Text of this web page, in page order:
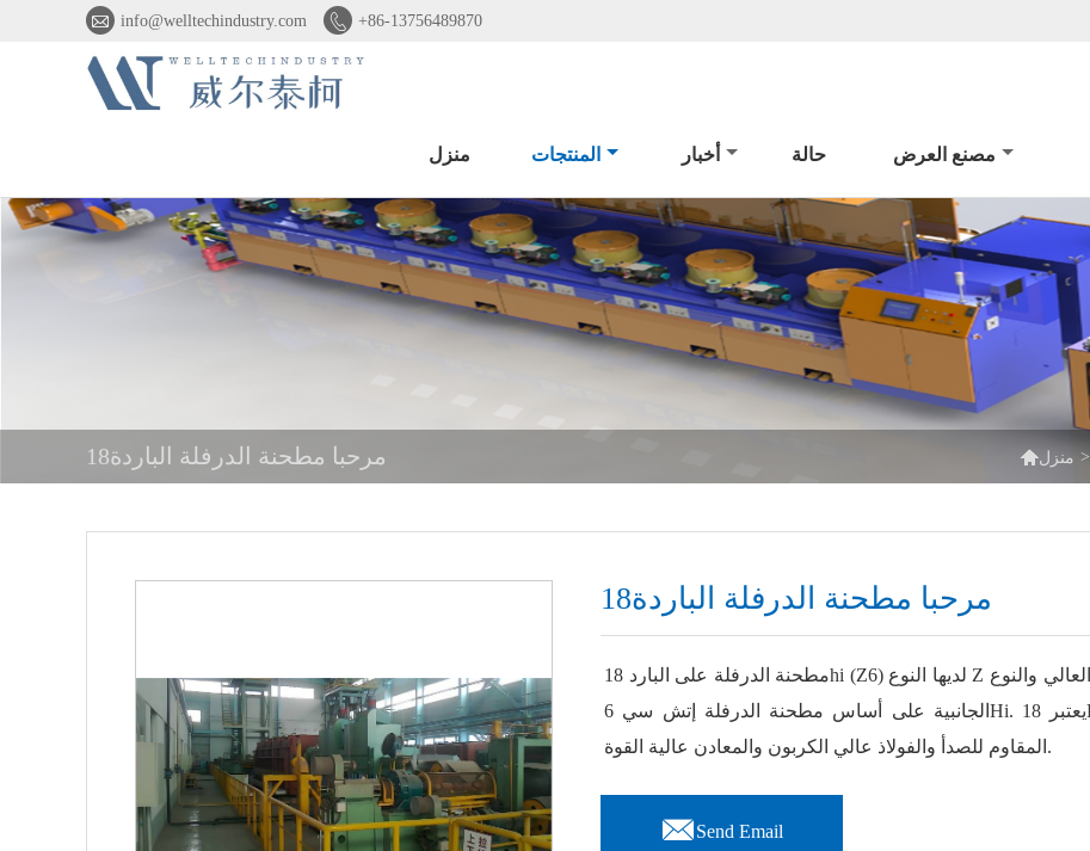
 info@welltechindustry.com  +86-13756489870
منزل المنتجات أخبار حالة مصنع العرض
18مرحبا مطحنة الدرفلة الباردة منزل >
18مرحبا مطحنة الدرفلة الباردة
مطحنة الدرفلة على البارد 18hi (Z6) لديها النوع Z العالي والنوع S6 العالي، وتمتلك 4 مجموعات من أجهزة الدعم
الجانبية على أساس مطحنة الدرفلة إتش سي 6Hi. يعتبر 18Hi إدارة علاقات العملاء مناسبًا لمعالجة الفولاذ
المقاوم للصدأ والفولاذ عالي الكربون والمعادن عالية القوة.
Send Email